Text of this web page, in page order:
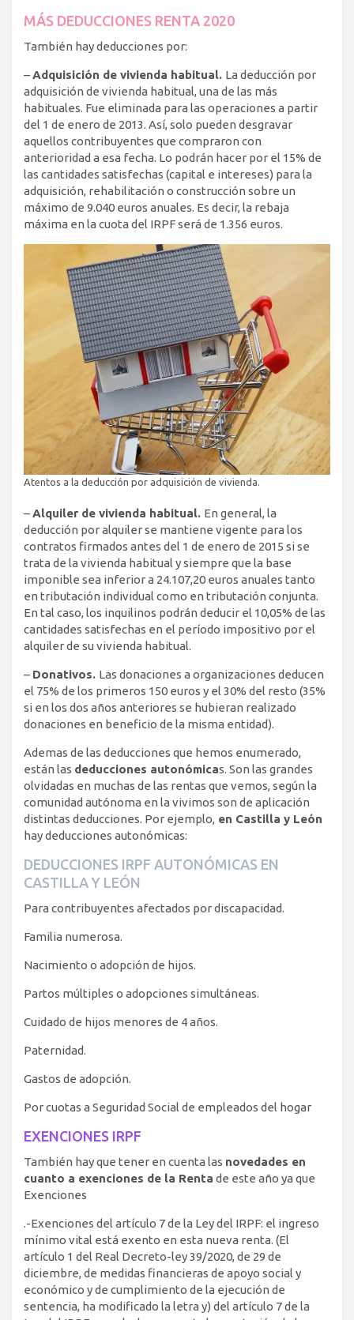
MÁS DEDUCCIONES RENTA 2020
También hay deducciones por:
–Adquisición de vivienda habitual. La deducción por
adquisición de vivienda habitual, una de las más
habituales. Fue eliminada para las operaciones a partir
del 1 de enero de 2013. Así, solo pueden desgravar
aquellos contribuyentes que compraron con
anterioridad a esa fecha. Lo podrán hacer por el 15% de
las cantidades satisfechas (capital e intereses) para la
adquisición, rehabilitación o construcción sobre un
máximo de 9.040 euros anuales. Es decir, la rebaja
máxima en la cuota del IRPF será de 1.356 euros.
Atentos a la deducción por adquisición de vivienda.
–Alquiler de vivienda habitual. En general, la
deducción por alquiler se mantiene vigente para los
contratos firmados antes del 1 de enero de 2015 si se
trata de la vivienda habitual y siempre que la base
imponible sea inferior a 24.107,20 euros anuales tanto
en tributación individual como en tributación conjunta.
En tal caso, los inquilinos podrán deducir el 10,05% de las
cantidades satisfechas en el período impositivo por el
alquiler de su vivienda habitual.
– Donativos. Las donaciones a organizaciones deducen
el 75% de los primeros 150 euros y el 30% del resto (35%
si en los dos años anteriores se hubieran realizado
donaciones en beneficio de la misma entidad).
Ademas de las deducciones que hemos enumerado,
están las deducciones autonómicas. Son las grandes
olvidadas en muchas de las rentas que vemos, según la
comunidad autónoma en la vivimos son de aplicación
distintas deducciones. Por ejemplo, en Castilla y León
hay deducciones autonómicas:
DEDUCCIONES IRPF AUTONÓMICAS EN
CASTILLA Y LEÓN
Para contribuyentes afectados por discapacidad.
Familia numerosa.
Nacimiento o adopción de hijos.
Partos múltiples o adopciones simultáneas.
Cuidado de hijos menores de 4 años.
Paternidad.
Gastos de adopción.
Por cuotas a Seguridad Social de empleados del hogar
EXENCIONES IRPF
También hay que tener en cuenta las novedades en
cuanto a exenciones de la Renta de este año ya que
Exenciones
.-Exenciones del artículo 7 de la Ley del IRPF: el ingreso
mínimo vital está exento en esta nueva renta. (El
artículo 1 del Real Decreto-ley 39/2020, de 29 de
diciembre, de medidas financieras de apoyo social y
económico y de cumplimiento de la ejecución de
sentencia, ha modificado la letra y) del artículo 7 de la